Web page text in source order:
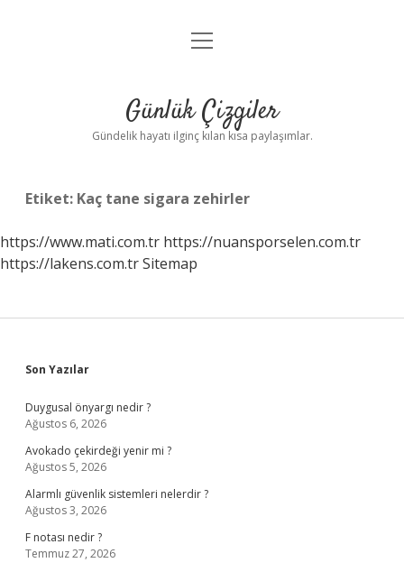
Anasayfa
Yasal Uyarı
menüyü
Günlük Çizgiler
Gündelik hayatı ilginç kılan kısa paylaşımlar.
Etiket: Kaç tane sigara zehirler
https://www.mati.com.tr https://nuansporselen.com.tr
https://lakens.com.trSitemap
Sidebar
Son Yazılar
Duygusal önyargı nedir ?
Ağustos 6, 2026
Avokado çekirdeği yenir mi ?
Ağustos 5, 2026
Alarmlı güvenlik sistemleri nelerdir ?
Ağustos 3, 2026
F notası nedir ?
Temmuz 27, 2026